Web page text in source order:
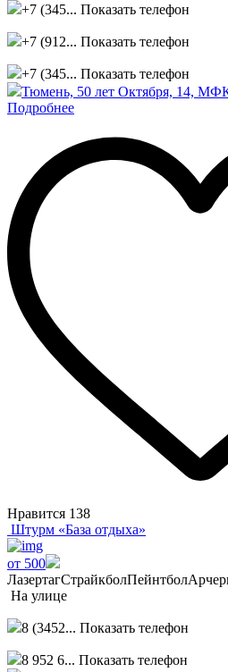
+7 (345... Показать телефон
+7 (912... Показать телефон
+7 (345... Показать телефон
Тюмень, 50 лет Октября, 14,
Подробнее
Нравится 138
Штурм «База отдыха»
от 500
ЛазертагСтрайкболПейнтбол
На улице
8 (3452... Показать телефон
8 952 6... Показать телефон